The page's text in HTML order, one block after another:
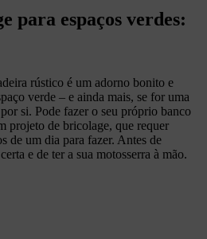
para espaços verdes:
rústico é um adorno bonito e
verde – e ainda mais, se for uma
si. Pode fazer o seu próprio banco
projeto de bricolage, que requer
de um dia para fazer. Antes de
e de ter a sua motosserra à mão.